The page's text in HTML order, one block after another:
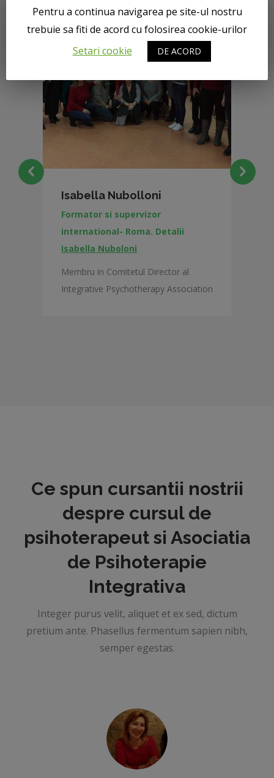
Isabella Nubolloni
Formator si supervizor
international- Roma. Detalii
Isabella Nuboloni
Membru in Comitetul Director al
Integrative Psychotherapy Association
Ce spun cursantii nostrii
despre cursul de
psihoterapeut si Asociatia
de Psihoterapie
Integrativa
Integer purus velit, aliquet et ex sed, dictum
pretium ante. Phasellus fermentum sapien nibh,
semper egestas.
Pentru a continua navigarea pe site-ul nostru
trebuie sa fiti de acord cu folosirea cookie-urilor
Setari cookie
DE ACORD